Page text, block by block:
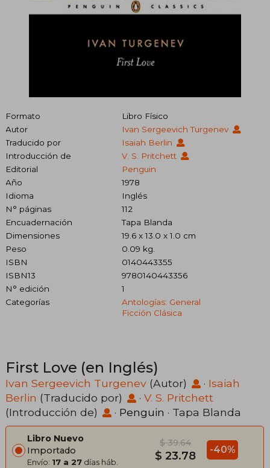
Formato
Libro Físico
Autor
Ivan Sergeevich Turgenev
Traducido por
Isaiah Berlin
Introducción de
V. S. Pritchett
Editorial
Penguin
Año
1978
Idioma
Inglés
N° páginas
112
Encuadernación
Tapa Blanda
Dimensiones
19.6 x 13.0 x 1.0 cm
Peso
0.09 kg.
ISBN
0140443355
ISBN13
9780140443356
N° edición
1
Categorías
Antologías: General
Ficción Clásica
First Love (en Inglés)
Ivan Sergeevich Turgenev (Autor) · Isaiah
Berlin (Traducido por) · V. S. Pritchett
(Introducción de)
· Penguin · Tapa Blanda
Libro Nuevo
Importado
Envío: 17 a 27 días háb.
$ 39.64
$ 23.78 -40%